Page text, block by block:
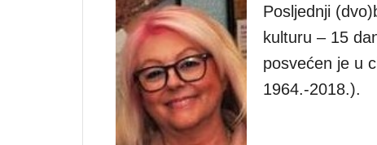
Posljednji
kulturu – 15
posvećen je u
1964.-2018.).